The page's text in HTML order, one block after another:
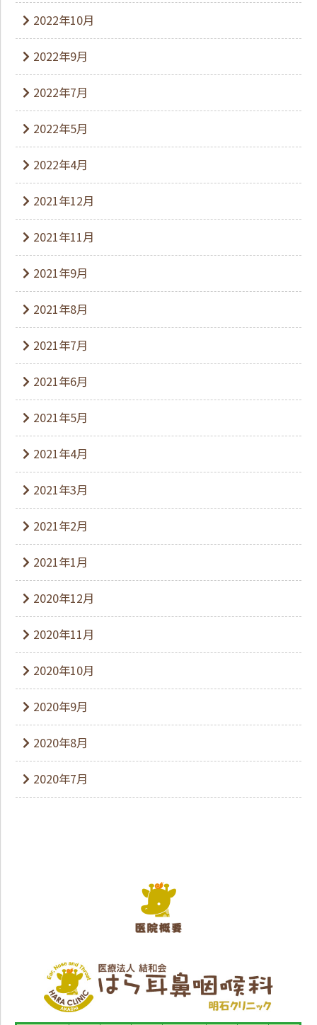
2022年10月
2022年9月
2022年7月
2022年5月
2022年4月
2021年12月
2021年11月
2021年9月
2021年8月
2021年7月
2021年6月
2021年5月
2021年4月
2021年3月
2021年2月
2021年1月
2020年12月
2020年11月
2020年10月
2020年9月
2020年8月
2020年7月